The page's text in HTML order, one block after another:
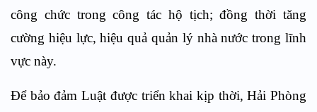
công chức trong công tác hộ tịch; đồng thời tăng
cường hiệu lực, hiệu quả quản lý nhà nước trong lĩnh
vực này.
Để bảo đảm Luật được triển khai kịp thời, Hải Phòng